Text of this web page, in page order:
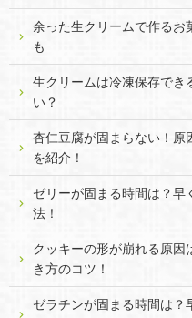
余った生クリームで作るお
も
生クリームは冷凍保存でき
い？
杏仁豆腐が固まらない！原
を紹介！
ゼリーが固まる時間は？早
法！
クッキーの形が崩れる原因
き方のコツ！
ゼラチンが固まる時間は？